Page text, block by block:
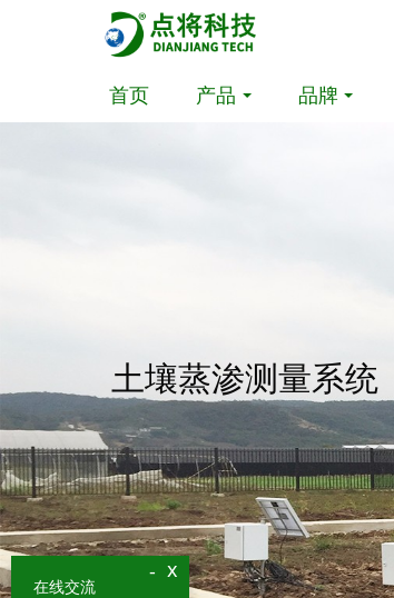
首页 产品 品牌
土壤蒸渗测量系统
x
-
在线交流